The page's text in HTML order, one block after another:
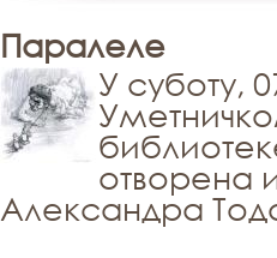
Паралеле
У суботу,
отворена
Александра